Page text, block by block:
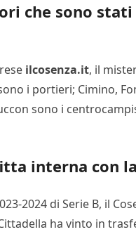
che sono
ilcosenza.it, il
i portieri; Cimino,
sono i
interna con
2024 di Serie B, il
ha vinto in